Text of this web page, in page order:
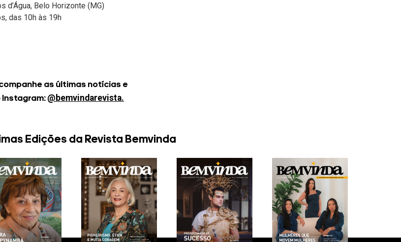
d’Água, Belo Horizonte (MG)
das 10h às 19h
as últimas notícias e
@bemvindarevista.
Edições da Revista Bemvinda